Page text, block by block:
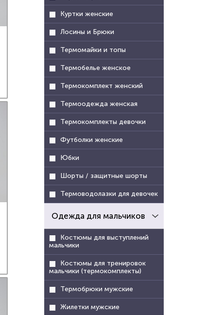
Куртки женские
Лосины и Брюки
Термомайки и топы
Термобелье женское
Термокомплект женский
Термоодежда женская
Термокомплекты девочки
Футболки женские
Юбки
Шорты / защитные шорты
Термоводолазки для девочек
Одежда для мальчиков
Костюмы для выступлений
мальчики
Костюмы для тренировок
мальчики (термокомплекты)
Термобрюки мужские
Жилетки мужские